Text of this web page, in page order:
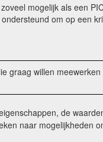
mogelijk als een
om op een
willen
de
naar mogelijkheden